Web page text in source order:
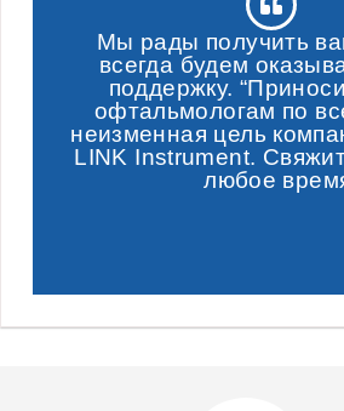
Мы рады получить
всегда будем
поддержку.
офтальмологам по
неизменная цель
LINK Instrument.
любое